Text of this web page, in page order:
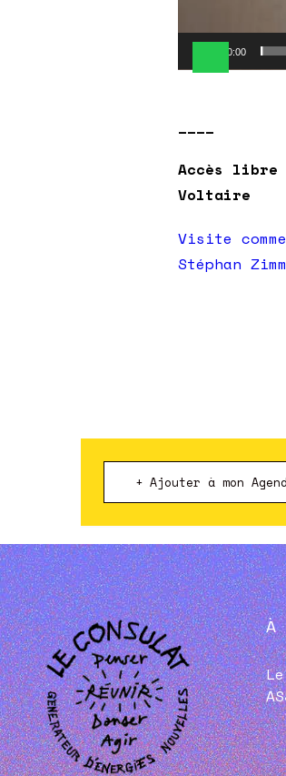
00:00
Accès libre
Voltaire
Visite
Stéphan
+ Ajouter à mon
À